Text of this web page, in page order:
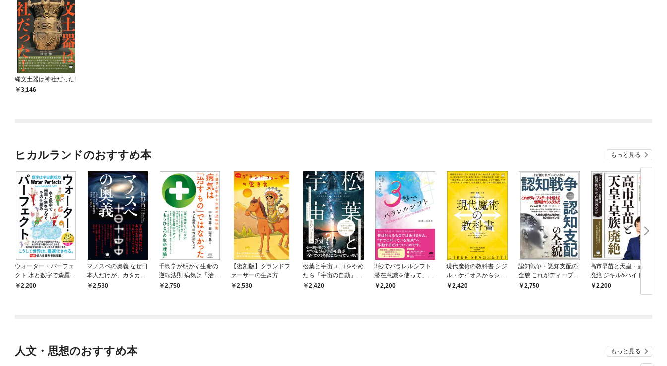
縄文土器は神社だった!
3,146
ヒカルランドのおすすめ本 もっと見る
ウォーター・パーフェ
クト 水と数字で森羅万
象をつなぐその仕組み
2,200
マノスベの奥義 なぜ日
本人だけが、カタカム
ナを無意識に生きてい
2,530
千島学が明かす生命の
逆転法則 病気は「治す
もの」ではなかった
2,750
【復刻版】グランドフ
ァーザーの生き方
2,530
松葉と宇宙 エゴをやめ
たら「宇宙の自動」だ
った!
2,420
3秒でパラレルシフト
潜在意識を使って、最
短で世界線を選び直す
2,200
現代魔術の教科書 シジ
ル・ケイオスからシャ
ーマニズム・VRまで
2,420
認知戦争・認知支配の
全貌 これがディープス
テートを超える世界操
2,750
高市早苗と天皇・皇族
廃絶 ジキル&ハイド総
理は救国[快女]か、亡
2,200
人文・思想のおすすめ本 もっと見る